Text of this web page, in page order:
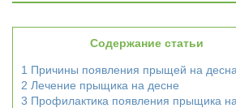
Содержание статьи
1 Причины появления прыщей на
2 Лечение прыщика на десне
3 Профилактика появления прыщика